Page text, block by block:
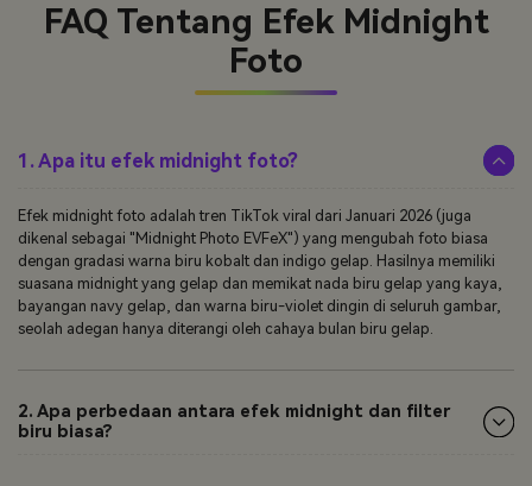
FAQ Tentang Efek Midnight
Foto
1. Apa itu efek midnight foto?
Efek midnight foto adalah tren TikTok viral dari Januari 2026 (juga
dikenal sebagai "Midnight Photo EVFeX") yang mengubah foto biasa
dengan gradasi warna biru kobalt dan indigo gelap. Hasilnya memiliki
suasana midnight yang gelap dan memikat nada biru gelap yang kaya,
bayangan navy gelap, dan warna biru-violet dingin di seluruh gambar,
seolah adegan hanya diterangi oleh cahaya bulan biru gelap.
2. Apa perbedaan antara efek midnight dan filter
biru biasa?